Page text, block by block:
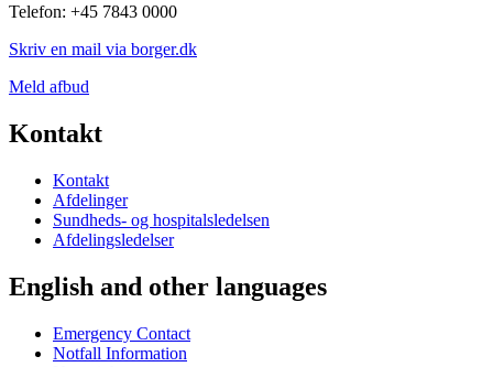
Telefon: +45 7843 0000
Skriv en mail via borger.dk
Meld afbud
Kontakt
Kontakt
Afdelinger
Sundheds- og hospitalsledelsen
Afdelingsledelser
English and other languages
Emergency Contact
Notfall Information